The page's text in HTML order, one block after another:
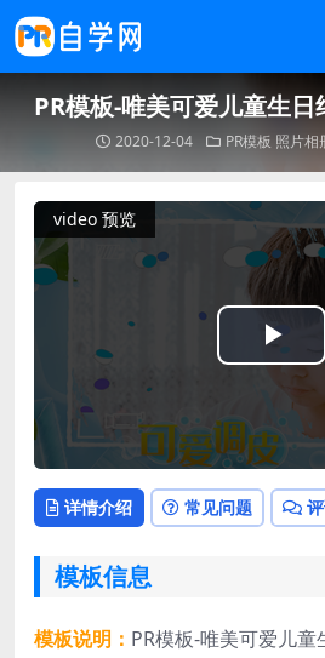
PR模板-唯美可爱儿童生
2020-12-04 PR模板 照片相
video 预览
详情介绍 常见问题
模板信息
模板说明： PR模板-唯美可爱儿